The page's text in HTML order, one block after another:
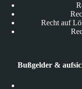
Recht auf
Bußgelder &